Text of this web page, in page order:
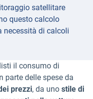
satellitare
questo calcolo
necessità di calcoli
il consumo di
parte delle spese da
prezzi, da uno stile di